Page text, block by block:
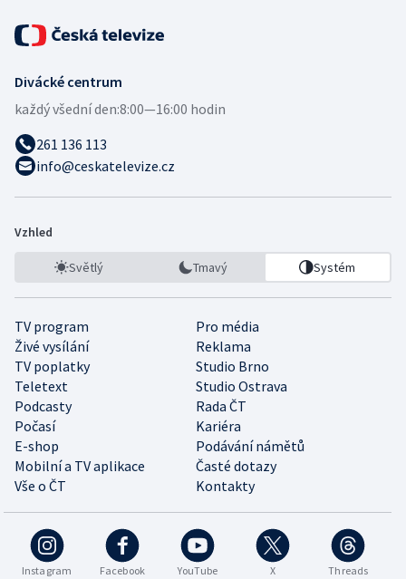
Divácké centrum
každý všední den:8:00—16:00 hodin
261 136 113
info@ceskatelevize.cz
Vzhled
Světlý Tmavý Systém
TV program
Pro média
Živé vysílání
Reklama
TV poplatky
Studio Brno
Teletext
Studio Ostrava
Podcasty
Rada ČT
Počasí
Kariéra
E-shop
Podávání námětů
Mobilní a TV aplikace
Časté dotazy
Vše o ČT
Kontakty
Instagram Facebook YouTube X Threads